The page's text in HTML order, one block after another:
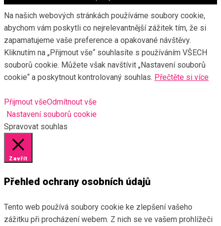
Na našich webových stránkách používáme soubory cookie,
abychom vám poskytli co nejrelevantnější zážitek tím, že si
zapamatujeme vaše preference a opakované návštěvy.
Kliknutím na „Přijmout vše“ souhlasíte s používáním VŠECH
souborů cookie. Můžete však navštívit „Nastavení souborů
cookie“ a poskytnout kontrolovaný souhlas. Přečtěte si více
Přijmout všeOdmítnout vše
Nastavení souborů cookie
Spravovat souhlas
Zavřít
Přehled ochrany osobních údajů
Tento web používá soubory cookie ke zlepšení vašeho
zážitku při procházení webem. Z nich se ve vašem prohlížeči